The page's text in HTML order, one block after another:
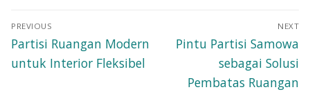
Navigasi
pos
PREVIOUS
Previous
post:
Partisi Ruangan Modern
untuk Interior Fleksibel
NEXT
Next
Pintu Partisi Samowa
sebagai Solusi
Pembatas Ruangan